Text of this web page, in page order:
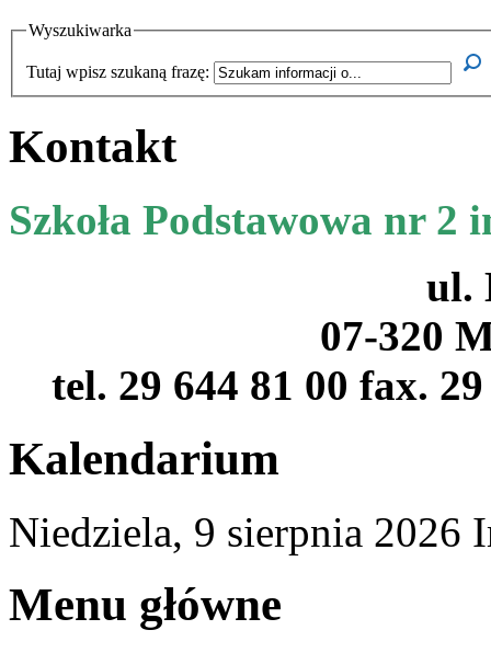
Wyszukiwarka
Tutaj wpisz szukaną frazę:
Kontakt
Szkoła Podstawowa nr
ul.
07-320
tel. 29 644 81 00 fax.
Kalendarium
Niedziela, 9 sierpnia 2026
Menu główne